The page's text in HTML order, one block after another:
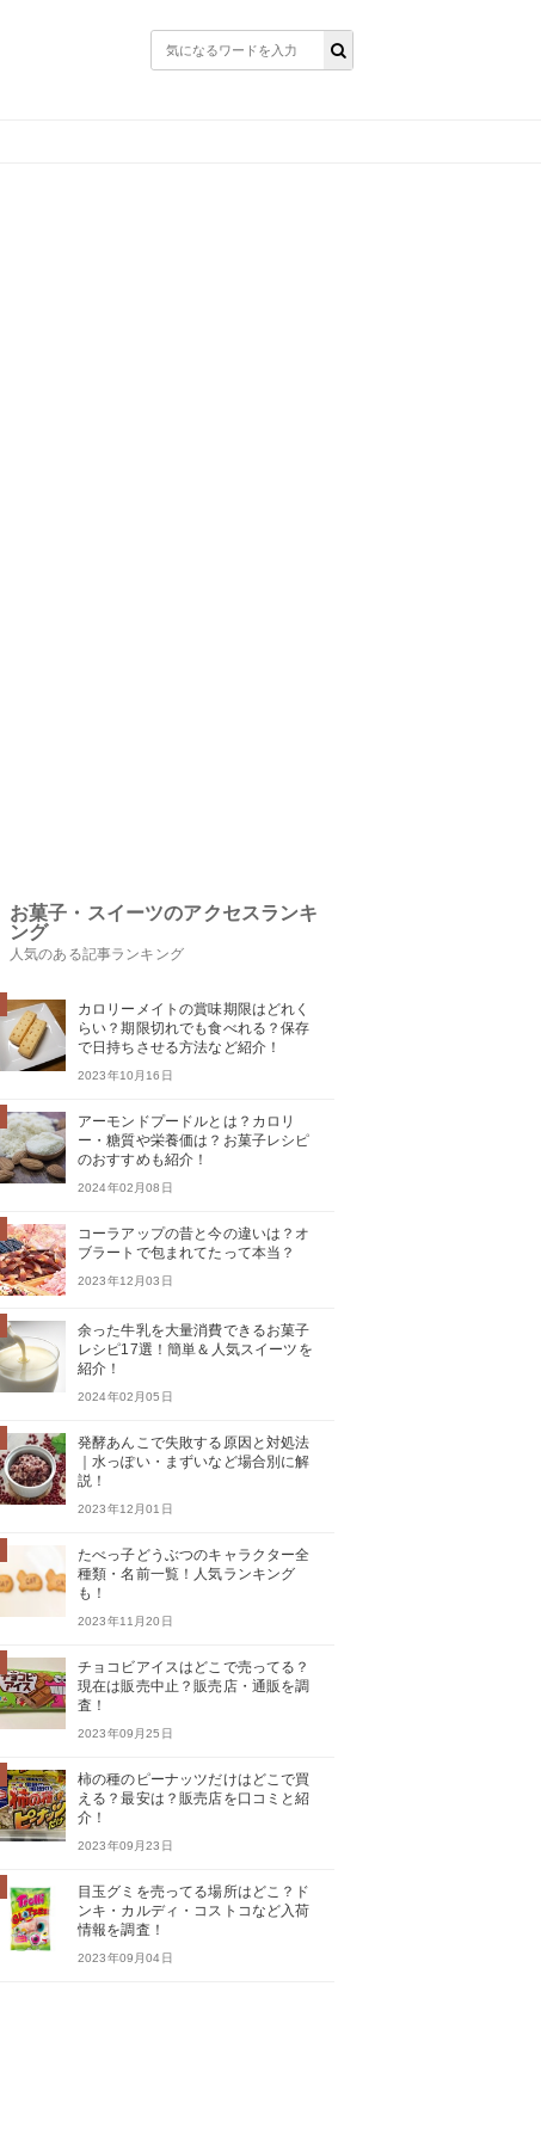
お菓子・スイーツのアクセスランキ
ング
人気のある記事ランキング
カロリーメイトの賞味期限はどれく
らい？期限切れでも食べれる？保存
で日持ちさせる方法など紹介！
2023年10月16日
アーモンドプードルとは？カロリ
ー・糖質や栄養価は？お菓子レシピ
のおすすめも紹介！
2024年02月08日
コーラアップの昔と今の違いは？オ
ブラートで包まれてたって本当？
2023年12月03日
余った牛乳を大量消費できるお菓子
レシピ17選！簡単＆人気スイーツを
紹介！
2024年02月05日
発酵あんこで失敗する原因と対処法
｜水っぽい・まずいなど場合別に解
説！
2023年12月01日
たべっ子どうぶつのキャラクター全
種類・名前一覧！人気ランキング
も！
2023年11月20日
チョコビアイスはどこで売ってる？
現在は販売中止？販売店・通販を調
査！
2023年09月25日
柿の種のピーナッツだけはどこで買
える？最安は？販売店を口コミと紹
介！
2023年09月23日
目玉グミを売ってる場所はどこ？ド
ンキ・カルディ・コストコなど入荷
情報を調査！
2023年09月04日